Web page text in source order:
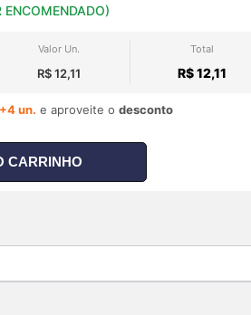
ENCOMENDADO)
Valor Un.
R$ 12,11
Total
R$ 12,11
+4 un. e aproveite o desconto
CARRINHO